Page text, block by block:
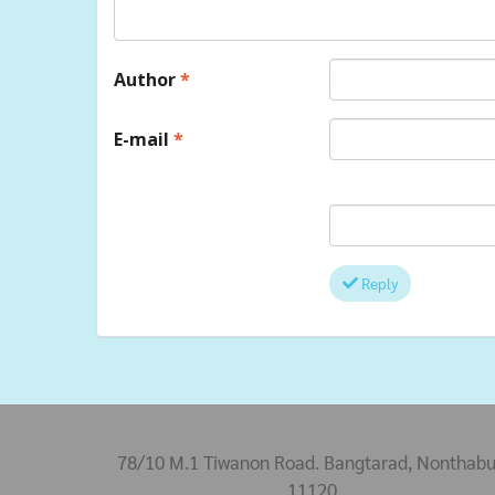
Author*
E-mail *
Reply
78/10 M.1 Tiwanon Road. Bangtarad,
11120